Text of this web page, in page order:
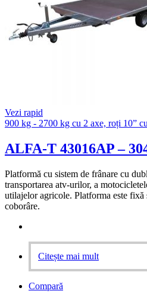
Vezi rapid
900 kg - 2700 kg cu 2 axe, roți 10”
ALFA-T 43016AP –
Platformă cu sistem de frânare cu
transportarea atv-urilor, a
utilajelor agricole. Platforma este fixă
coborâre.
Citește mai mult
Compară